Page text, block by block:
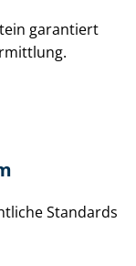
garantiert
Standards